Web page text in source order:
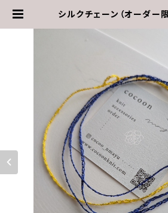
シルクチェーン（オーダー